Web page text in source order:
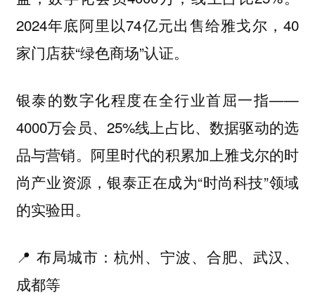
2024年底阿里以74亿元出售给雅戈尔，40
家门店获“绿色商场”认证。
银泰的数字化程度在全行业首屈一指——
4000万会员、25%线上占比、数据驱动的选
品与营销。阿里时代的积累加上雅戈尔的时
尚产业资源，银泰正在成为“时尚科技”领域
的实验田。
📍 布局城市：杭州、宁波、合肥、武汉、
成都等